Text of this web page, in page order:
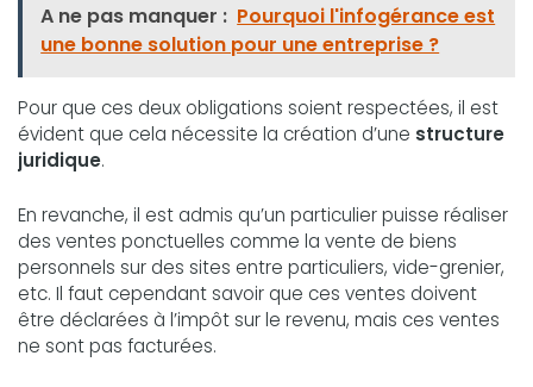
A ne pas manquer : Pourquoi l'infogérance est
une bonne solution pour une entreprise ?
Pour que ces deux obligations soient respectées, il est
évident que cela nécessite la création d’une structure
juridique.
En revanche, il est admis qu’un particulier puisse réaliser
des ventes ponctuelles comme la vente de biens
personnels sur des sites entre particuliers, vide-grenier,
etc. Il faut cependant savoir que ces ventes doivent
être déclarées à l’impôt sur le revenu, mais ces ventes
ne sont pas facturées.